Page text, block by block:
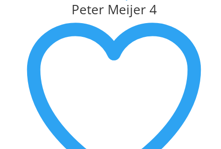
WENDY BRAUCKMAN
WIL WILLEMSE
Peter Meijer 4